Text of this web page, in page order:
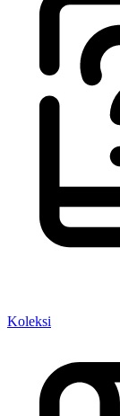
Koleksi